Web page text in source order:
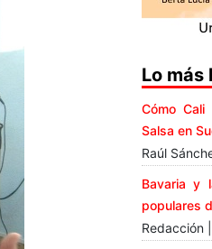
Lo más
Cómo
Salsa en
Raúl
Bavaria y
populares
Redacción